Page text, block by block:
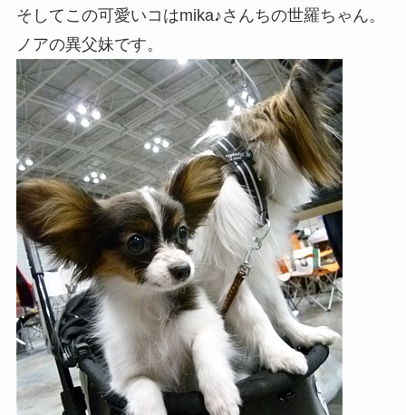
そしてこの可愛いコはmika♪さんちの世羅ちゃん。
ノアの異父妹です。